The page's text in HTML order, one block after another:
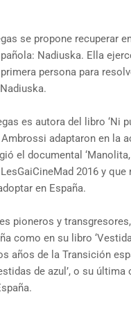
se propone recuperar
Nadiuska. Ella
persona para
es autora del libro ‘Ni
adaptaron en la
el documental
2016 y
en España.
pioneros y
como en su libro
años de la Transición
de azul’, o su última